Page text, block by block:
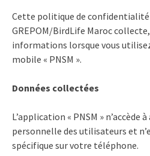
Cette politique de
GREPOM/BirdLife Maroc
informations lorsque vous
mobile « PNSM ».
Données collectées
L’application « PNSM » n’accède
personnelle des utilisateurs et
spécifique sur votre téléphone.